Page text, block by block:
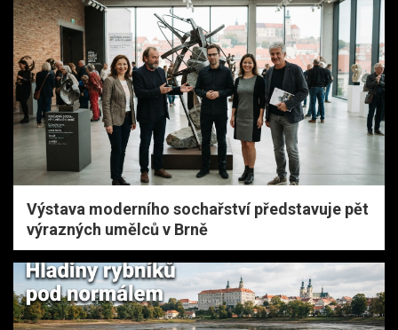
Výstava moderního sochařství představuje pět
výrazných umělců v Brně